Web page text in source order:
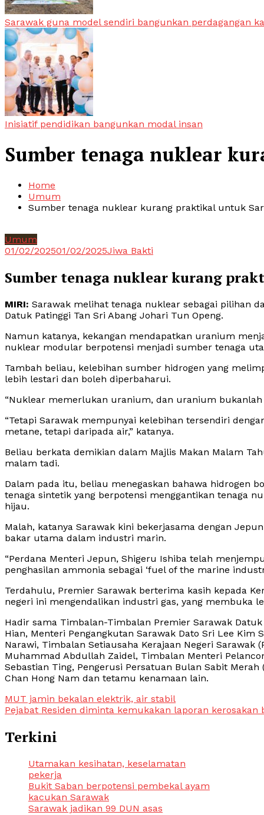
Sarawak guna model sendiri bangunkan perdagangan
Inisiatif pendidikan bangunkan modal insan
Sumber tenaga nuklear
Home
Umum
Sumber tenaga nuklear kurang praktikal untuk
Umum
01/02/202501/02/2025Jiwa Bakti
Sumber tenaga nuklear kurang
MIRI: Sarawak melihat tenaga nuklear sebagai pilihan
Datuk Patinggi Tan Sri Abang Johari Tun Openg.
Namun katanya, kekangan mendapatkan uranium
nuklear modular berpotensi menjadi sumber tenaga
Tambah beliau, kelebihan sumber hidrogen yang
lebih lestari dan boleh diperbaharui.
“Nuklear memerlukan uranium, dan uranium
“Tetapi Sarawak mempunyai kelebihan tersendiri
metane, tetapi daripada air,” katanya.
Beliau berkata demikian dalam Majlis Makan Malam
malam tadi.
Dalam pada itu, beliau menegaskan bahawa hidrogen
tenaga sintetik yang berpotensi menggantikan tenaga
hijau.
Malah, katanya Sarawak kini bekerjasama dengan
bakar utama dalam industri marin.
“Perdana Menteri Jepun, Shigeru Ishiba telah
penghasilan ammonia sebagai ‘fuel of the marine
Terdahulu, Premier Sarawak berterima kasih kepada
negeri ini mengendalikan industri gas, yang membuka
Hadir sama Timbalan-Timbalan Premier Sarawak
Hian, Menteri Pengangkutan Sarawak Dato Sri Lee
Narawi, Timbalan Setiausaha Kerajaan Negeri Sarawak
Muhammad Abdullah Zaidel, Timbalan Menteri
Sebastian Ting, Pengerusi Persatuan Bulan Sabit Merah
Chan Hong Nam dan tetamu kenamaan lain.
Post
navigation
MUT jamin bekalan elektrik, air stabil
Pejabat Residen diminta kemukakan laporan kerosakan
Terkini
Utamakan kesihatan, keselamatan
pekerja
Bukit Saban berpotensi pembekal ayam
kacukan Sarawak
Sarawak jadikan 99 DUN asas